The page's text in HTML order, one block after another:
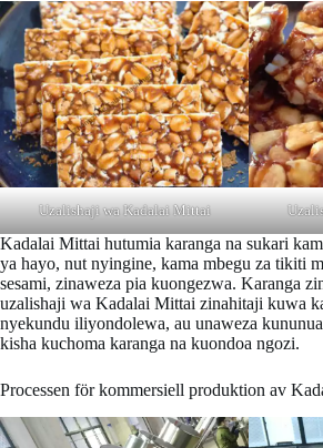
Uzalishaji wa Kadalai Mittai
Kadalai Mittai hutumia karanga na sukari
ya hayo, nut nyingine, kama mbegu za tikiti
sesami, zinaweza pia kuongezwa. Karanga
uzalishaji wa Kadalai Mittai zinahitaji kuwa
nyekundu iliyondolewa, au unaweza
kisha kuchoma karanga na kuondoa ngozi.
Processen för kommersiell produktion av